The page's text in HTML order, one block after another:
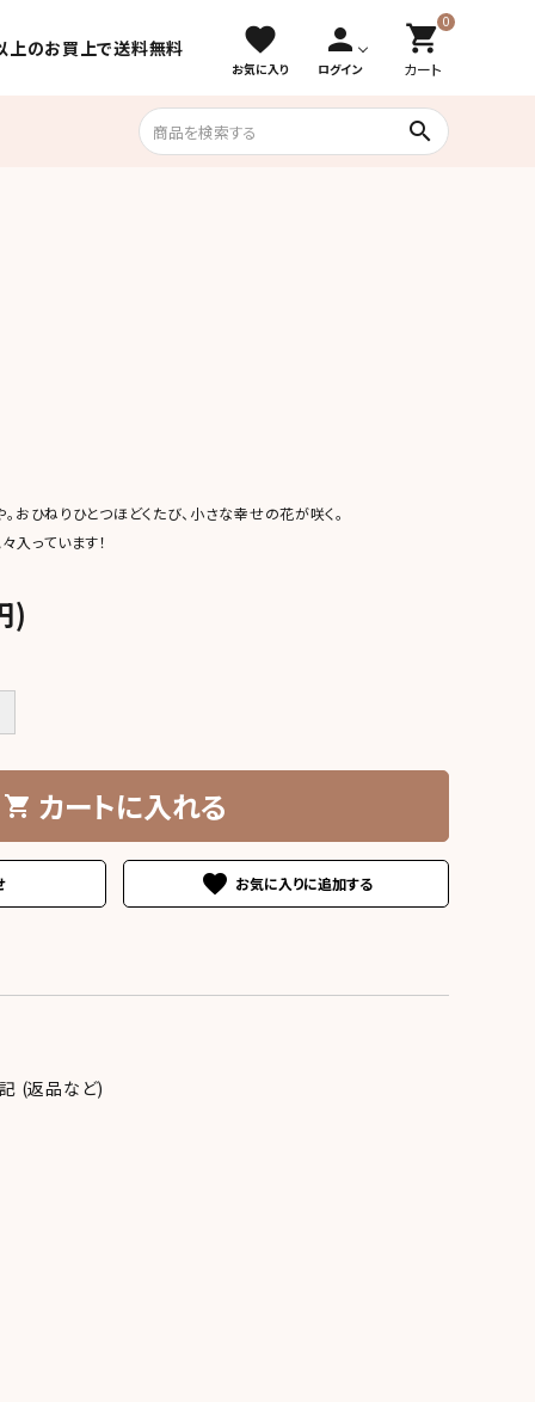
上のお買上で送料無料 favorite
お気に入り
person
ログイン
0
shopping_cart
カート
search
おひねりひとつほどくたび、小さな幸せの花が咲く。
入っています！
)
shopping_cart カートに入れる
favorite
(返品など)